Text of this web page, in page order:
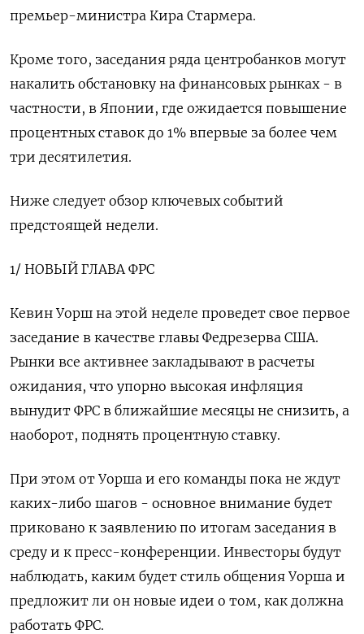
премьер-министра Кира Стармера.
Кроме того, заседания ряда центробанков могут
накалить обстановку на финансовых рынках - в
частности, в Японии, где ожидается повышение
процентных ставок до 1% впервые за более чем
три десятилетия.
Ниже следует обзор ключевых событий
предстоящей недели.
1/ ‌НОВЫЙ ГЛАВА ФРС
Кевин Уорш на этой неделе проведет свое первое
заседание в качестве главы Федрезерва США.
Рынки все активнее закладывают в расчеты
ожидания, что упорно высокая инфляция
вынудит ФРС в ближайшие месяцы не снизить, а
наоборот, поднять процентную ставку.
При этом от Уорша и его команды пока не ждут
каких-либо шагов - основное внимание будет
приковано к заявлению по итогам заседания в
среду и к пресс-конференции. Инвесторы будут
наблюдать, каким будет стиль общения ​Уорша и
предложит ли он новые идеи о том, как должна ​
работать ФРС.